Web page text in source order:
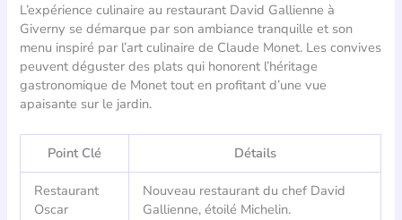
L’expérience culinaire au restaurant David Gallienne à
Giverny se démarque par son ambiance tranquille et son
menu inspiré par l’art culinaire de Claude Monet. Les convives
peuvent déguster des plats qui honorent l’héritage
gastronomique de Monet tout en profitant d’une vue
apaisante sur le jardin.
Point Clé Détails
Restaurant
Oscar
Nouveau restaurant du chef David
Gallienne, étoilé Michelin.